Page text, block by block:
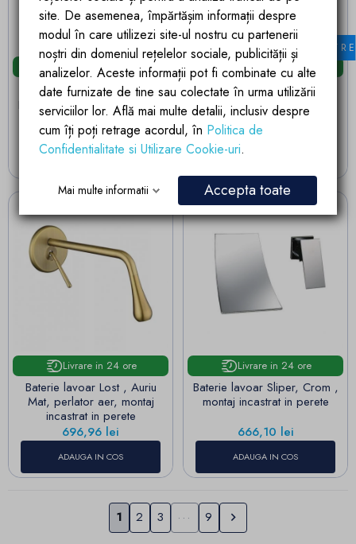
Livrare in 24 ore
Baterie lavoar Lost, Crom,
perlator aer, montaj incastrat
in perete
Pret
704,98 lei
ADAUGA IN COS
Livrare in 24 ore
Baterie lavoar Lost , Negru
mat, perlator aer, montaj
incastrat in perete
Pret
732,19 lei
ADAUGA IN COS
Livrare in 24 ore
Baterie lavoar Lost , Auriu
Mat, perlator aer, montaj
incastrat in perete
Pret
696,96 lei
ADAUGA IN COS
Livrare in 24 ore
Baterie lavoar Sliper, Crom ,
montaj incastrat in perete
Pret
666,10 lei
ADAUGA IN COS
1 2 3 ··· 9 Urmatorul

site. De asemenea, împărtășim informații despre
modul în care utilizezi site-ul nostru cu partenerii
noștri din domeniul rețelelor sociale, publicității și
analizelor. Aceste informații pot fi combinate cu alte
date furnizate de tine sau colectate în urma utilizării
serviciilor lor. Află mai multe detalii, inclusiv despre
cum îți poți retrage acordul, în Politica de
Confidentialitate si Utilizare Cookie-uri.
Mai multe informatii Accepta toate
FILTRE